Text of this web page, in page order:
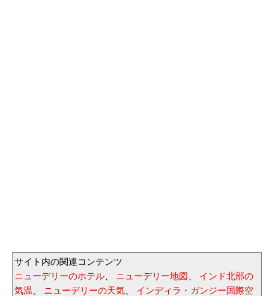
サイト内の関連コンテンツ
ニューデリーのホテル
ニューデリー地図
インド北部の
気温
ニューデリーの天気 インディラ・ガンジー国際空